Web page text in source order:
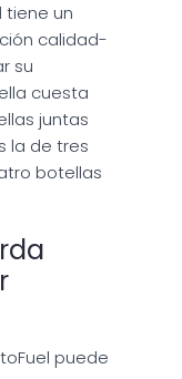
tiene un
calidad-
su
cuesta
juntas
la de tres
botellas
puede